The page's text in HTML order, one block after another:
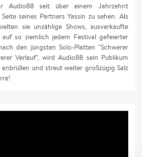
Audio88 seit über einem Jahrzehnt
seines Partners Yassin zu sehen. Als
sie unzählige Shows, ausverkaufte
so ziemlich jedem Festival gefeierter
den jüngsten Solo-Platten "Schwerer
Verlauf", wird Audio88 sein Publikum
und streut weiter großzügig Salz